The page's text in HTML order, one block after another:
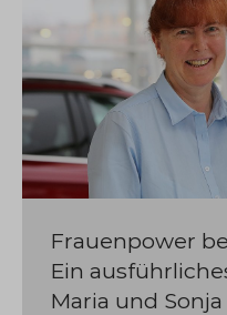
Frauenpower
Ein
Maria und